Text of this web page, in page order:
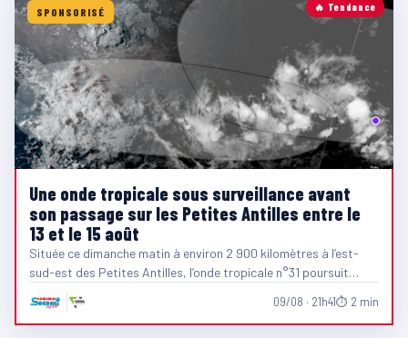
🔥 Tendance
SPONSORISÉ
Une onde tropicale sous surveillance avant
son passage sur les Petites Antilles entre le
13 et le 15 août
Située ce dimanche matin à environ 2 900 kilomètres à l’est-
sud-est des Petites Antilles, l’onde tropicale n°31 poursuit…
09/08 · 21h41⏱ 2 min